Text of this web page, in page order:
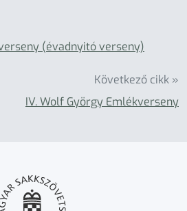
(évadnyitó verseny)
Következő cikk »
IV. Wolf György Emlékverseny